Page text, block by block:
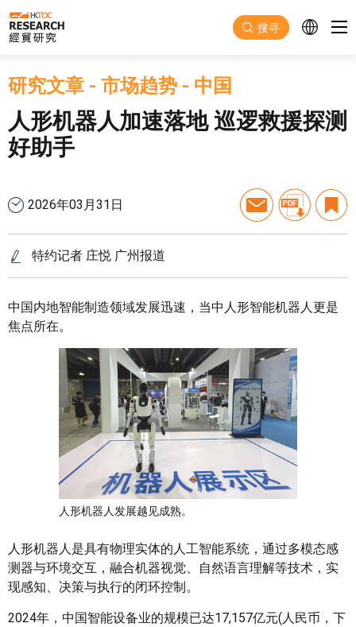
跳至主要内容
搜寻
研究文章 - 市场趋势 - 中国
人形机器人加速落地 巡逻救援探测
好助手
2026年03月31日
特约记者 庄悦 广州报道
中国内地智能制造领域发展迅速，当中人形智能机器人更是
焦点所在。
人形机器人发展越见成熟。
人形机器人是具有物理实体的人工智能系统，通过多模态感
测器与环境交互，融合机器视觉、自然语言理解等技术，实
现感知、决策与执行的闭环控制。
2024年，中国智能设备业的规模已达17,157亿元(人民币，下